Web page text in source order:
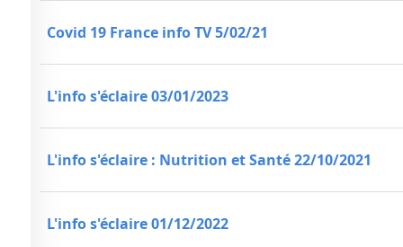
Covid 19 France info TV 5/02/21
L'info s'éclaire 03/01/2023
L'info s'éclaire : Nutrition et Santé 22/10/2021
L'info s'éclaire 01/12/2022